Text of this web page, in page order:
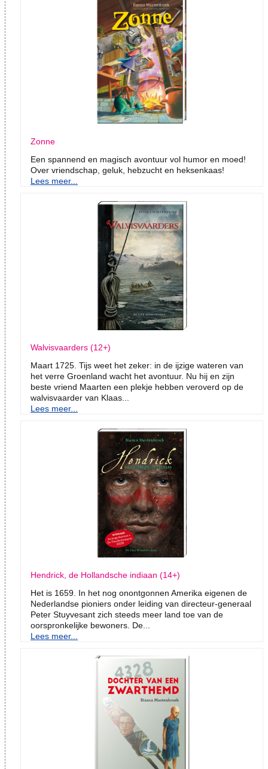
Zonne
Een spannend en magisch avontuur vol humor en moed!
Over vriendschap, geluk, hebzucht en heksenkaas!
Lees meer...
Walvisvaarders (12+)
Maart 1725. Tijs weet het zeker: in de ijzige wateren van
het verre Groenland wacht het avontuur. Nu hij en zijn
beste vriend Maarten een plekje hebben veroverd op de
walvisvaarder van Klaas...
Lees meer...
Hendrick, de Hollandsche indiaan (14+)
Het is 1659. In het nog onontgonnen Amerika eigenen de
Nederlandse pioniers onder leiding van directeur-generaal
Peter Stuyvesant zich steeds meer land toe van de
oorspronkelijke bewoners. De...
Lees meer...